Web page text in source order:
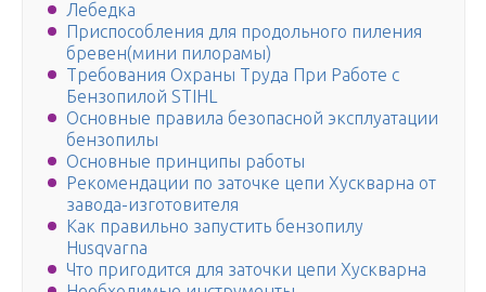
Лебедка
Приспособления для продольного пиления
бревен(мини пилорамы)
Требования Охраны Труда При Работе с
Бензопилой STIHL
Основные правила безопасной эксплуатации
бензопилы
Основные принципы работы
Рекомендации по заточке цепи Хускварна от
завода-изготовителя
Как правильно запустить бензопилу
Husqvarna
Что пригодится для заточки цепи Хускварна